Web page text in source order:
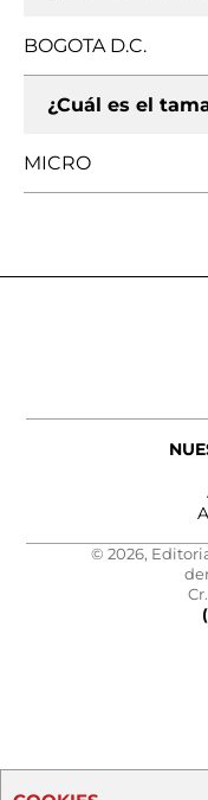
BOGOTA D.C.
¿Cuál es el
MICRO
© 2026,